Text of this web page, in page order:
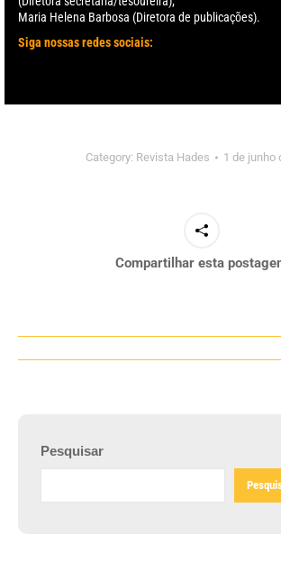
Maria Helena Barbosa (Diretora de publicações).
Siga nossas redes sociais:
Category: Revista Hades 1 de junho
Compartilhar esta
Navegação
Pesquisar